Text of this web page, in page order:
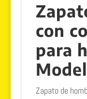
con
para
Zapato de